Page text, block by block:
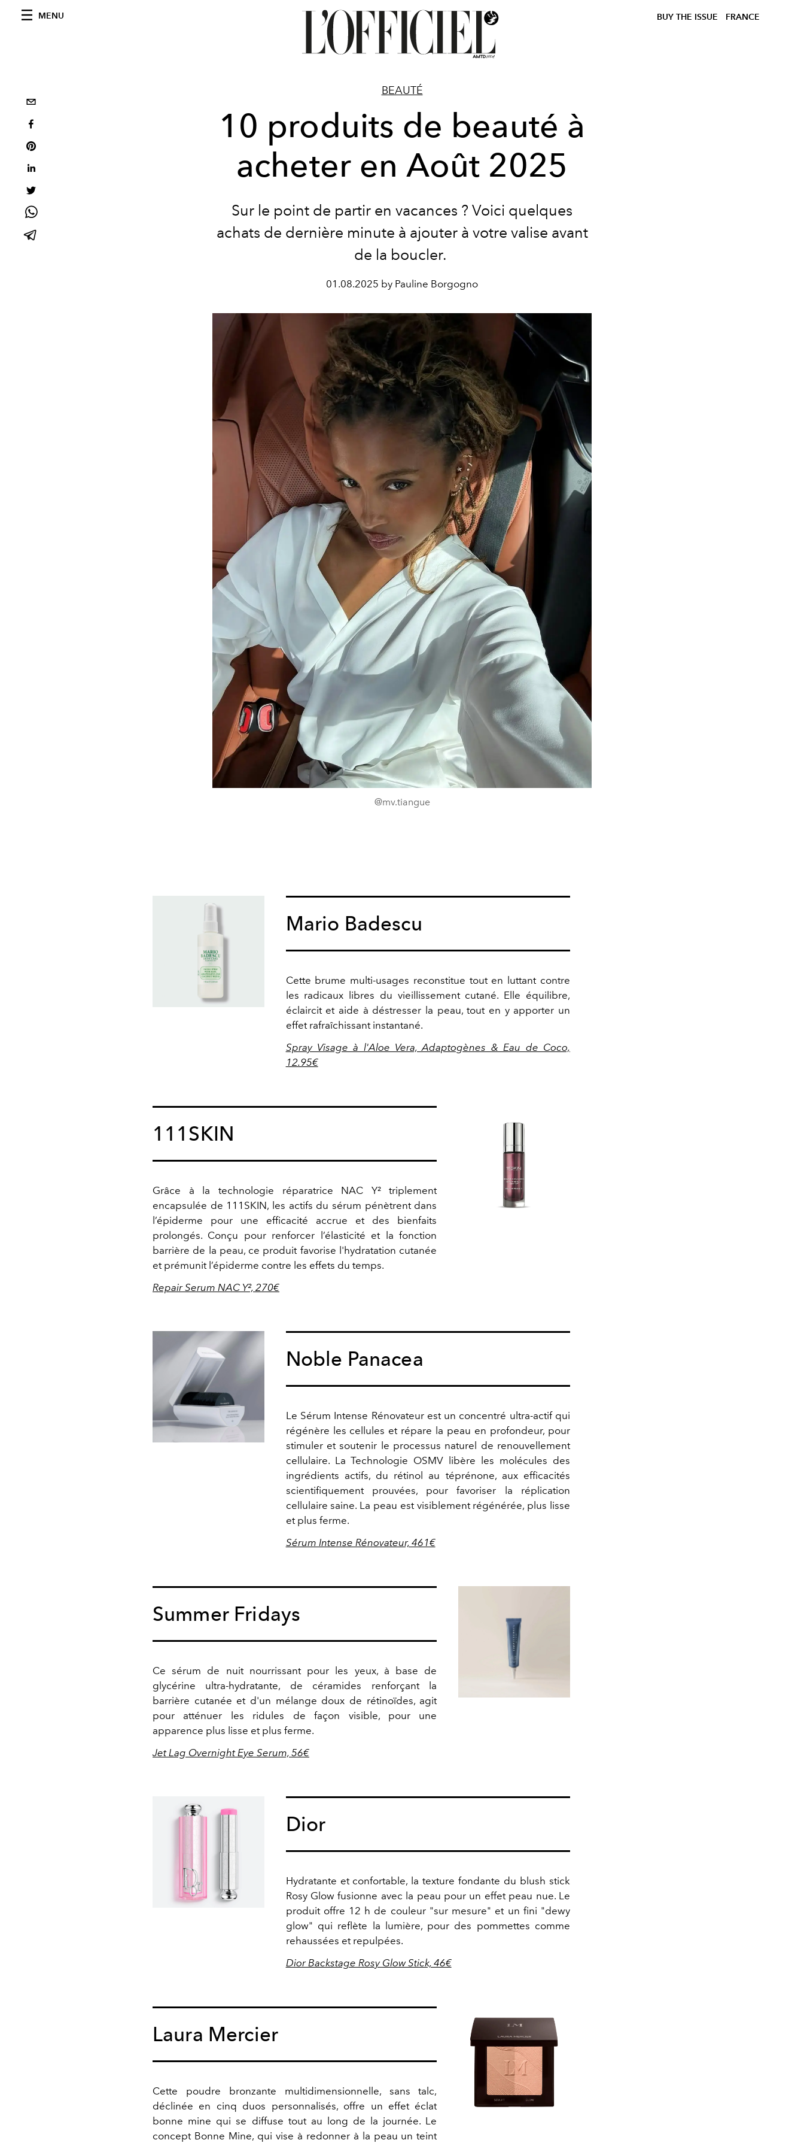
MENU BUY THE ISSUE FRANCE
BEAUTÉ
10 produits de beauté à
acheter en Août 2025
Sur le point de partir en vacances ? Voici quelques
achats de dernière minute à ajouter à votre valise avant
de la boucler.
01.08.2025 by Pauline Borgogno
@mv.tiangue
Mario Badescu
Cette brume multi-usages reconstitue tout en luttant contre
les radicaux libres du vieillissement cutané. Elle équilibre,
éclaircit et aide à déstresser la peau, tout en y apporter un
effet rafraîchissant instantané.
Spray Visage à l'Aloe Vera, Adaptogènes & Eau de Coco,
12.95€
111SKIN
Grâce à la technologie réparatrice NAC Y² triplement
encapsulée de 111SKIN, les actifs du sérum pénètrent dans
l’épiderme pour une efficacité accrue et des bienfaits
prolongés. Conçu pour renforcer l’élasticité et la fonction
barrière de la peau, ce produit favorise l'hydratation cutanée
et prémunit l’épiderme contre les effets du temps.
Repair Serum NAC Y², 270€
Noble Panacea
Le Sérum Intense Rénovateur est un concentré ultra-actif qui
régénère les cellules et répare la peau en profondeur, pour
stimuler et soutenir le processus naturel de renouvellement
cellulaire. La Technologie OSMV libère les molécules des
ingrédients actifs, du rétinol au téprénone, aux efficacités
scientifiquement prouvées, pour favoriser la réplication
cellulaire saine. La peau est visiblement régénérée, plus lisse
et plus ferme.
Sérum Intense Rénovateur, 461€
Summer Fridays
Ce sérum de nuit nourrissant pour les yeux, à base de
glycérine ultra-hydratante, de céramides renforçant la
barrière cutanée et d'un mélange doux de rétinoïdes, agit
pour atténuer les ridules de façon visible, pour une
apparence plus lisse et plus ferme.
Jet Lag Overnight Eye Serum, 56€
Dior
Hydratante et confortable, la texture fondante du blush stick
Rosy Glow fusionne avec la peau pour un effet peau nue. Le
produit offre 12 h de couleur "sur mesure" et un fini "dewy
glow" qui reflète la lumière, pour des pommettes comme
rehaussées et repulpées.
Dior Backstage Rosy Glow Stick, 46€
Laura Mercier
Cette poudre bronzante multidimensionnelle, sans talc,
déclinée en cinq duos personnalisés, offre un effet éclat
bonne mine qui se diffuse tout au long de la journée. Le
concept Bonne Mine, qui vise à redonner à la peau un teint